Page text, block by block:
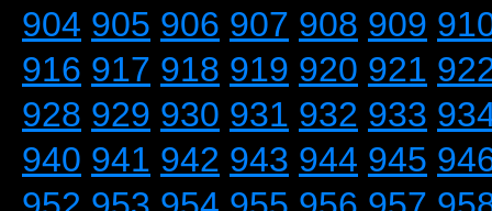
904 905 906 907 908 909
916 917 918 919 920 921
928 929 930 931 932 933
940 941 942 943 944 945